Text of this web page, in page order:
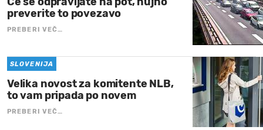
preverite to povezavo
PREBERI VEČ…
SLOVENIJA
Velika novost za komitente NLB,
to vam pripada po novem
PREBERI VEČ…